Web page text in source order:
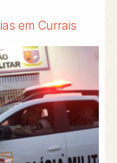
em Currais